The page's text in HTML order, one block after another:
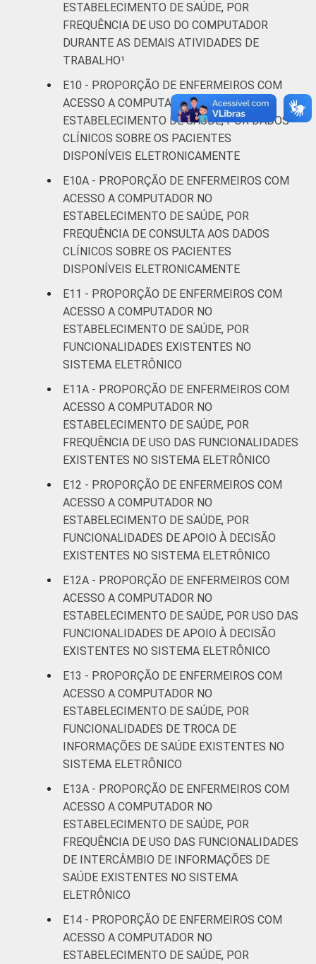
ESTABELECIMENTO DE SAÚDE, POR
FREQUÊNCIA DE USO DO COMPUTADOR
DURANTE AS DEMAIS ATIVIDADES DE
TRABALHO¹
E10 - PROPORÇÃO DE ENFERMEIROS COM
ACESSO A COMPUTADOR NO
ESTABELECIMENTO DE SAÚDE, POR DADOS
CLÍNICOS SOBRE OS PACIENTES
DISPONÍVEIS ELETRONICAMENTE
E10A - PROPORÇÃO DE ENFERMEIROS COM
ACESSO A COMPUTADOR NO
ESTABELECIMENTO DE SAÚDE, POR
FREQUÊNCIA DE CONSULTA AOS DADOS
CLÍNICOS SOBRE OS PACIENTES
DISPONÍVEIS ELETRONICAMENTE
E11 - PROPORÇÃO DE ENFERMEIROS COM
ACESSO A COMPUTADOR NO
ESTABELECIMENTO DE SAÚDE, POR
FUNCIONALIDADES EXISTENTES NO
SISTEMA ELETRÔNICO
E11A - PROPORÇÃO DE ENFERMEIROS COM
ACESSO A COMPUTADOR NO
ESTABELECIMENTO DE SAÚDE, POR
FREQUÊNCIA DE USO DAS FUNCIONALIDADES
EXISTENTES NO SISTEMA ELETRÔNICO
E12 - PROPORÇÃO DE ENFERMEIROS COM
ACESSO A COMPUTADOR NO
ESTABELECIMENTO DE SAÚDE, POR
FUNCIONALIDADES DE APOIO À DECISÃO
EXISTENTES NO SISTEMA ELETRÔNICO
E12A - PROPORÇÃO DE ENFERMEIROS COM
ACESSO A COMPUTADOR NO
ESTABELECIMENTO DE SAÚDE, POR USO DAS
FUNCIONALIDADES DE APOIO À DECISÃO
EXISTENTES NO SISTEMA ELETRÔNICO
E13 - PROPORÇÃO DE ENFERMEIROS COM
ACESSO A COMPUTADOR NO
ESTABELECIMENTO DE SAÚDE, POR
FUNCIONALIDADES DE TROCA DE
INFORMAÇÕES DE SAÚDE EXISTENTES NO
SISTEMA ELETRÔNICO
E13A - PROPORÇÃO DE ENFERMEIROS COM
ACESSO A COMPUTADOR NO
ESTABELECIMENTO DE SAÚDE, POR
FREQUÊNCIA DE USO DAS FUNCIONALIDADES
DE INTERCÂMBIO DE INFORMAÇÕES DE
SAÚDE EXISTENTES NO SISTEMA
ELETRÔNICO
E14 - PROPORÇÃO DE ENFERMEIROS COM
ACESSO A COMPUTADOR NO
ESTABELECIMENTO DE SAÚDE, POR